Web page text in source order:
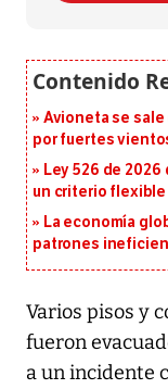
Avioneta se sale
por fuertes
Ley 526 de
un criterio
La economía
patrones
Varios pisos y
fueron
a un incidente